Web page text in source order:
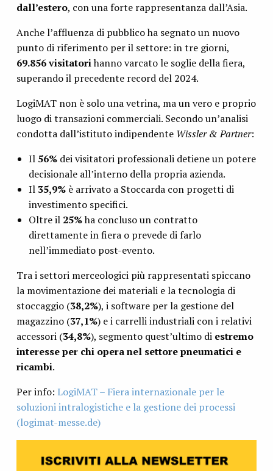
dall’estero, con una forte rappresentanza dall’Asia.
Anche l’affluenza di pubblico ha segnato un nuovo
punto di riferimento per il settore: in tre giorni,
69.856 visitatorihanno varcato le soglie della fiera,
superando il precedente record del 2024.
LogiMAT non è solo una vetrina, ma un vero e proprio
luogo di transazioni commerciali. Secondo un’analisi
condotta dall’istituto indipendente Wissler & Partner:
Il 56%dei visitatori professionali detiene un potere
decisionale all’interno della propria azienda.
Il 35,9%è arrivato a Stoccarda con progetti di
investimento specifici.
Oltre il 25%ha concluso un contratto
direttamente in fiera o prevede di farlo
nell’immediato post-evento.
Tra i settori merceologici più rappresentati spiccano
la movimentazione dei materiali e la tecnologia di
stoccaggio (38,2%), i software per la gestione del
magazzino (37,1%) e i carrelli industriali con i relativi
accessori (34,8%), segmento quest’ultimo di estremo
interesse per chi opera nel settore pneumatici e
ricambi.
Per info: LogiMAT – Fiera internazionale per le
soluzioni intralogistiche e la gestione dei processi
(logimat-messe.de)